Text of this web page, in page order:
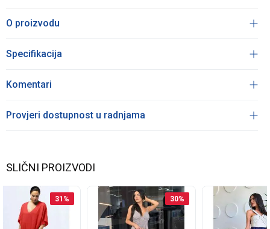
O proizvodu
Specifikacija
Komentari
Provjeri dostupnost u radnjama
SLIČNI PROIZVODI
31 % 30%